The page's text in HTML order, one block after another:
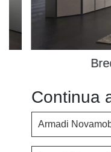
Continua
Armadi